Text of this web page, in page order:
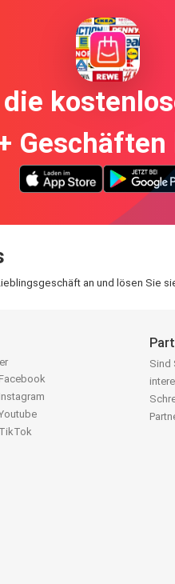
die
an und lösen Sie
Sind